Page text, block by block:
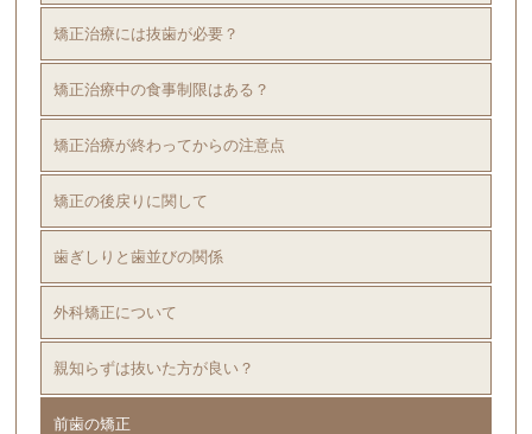
矯正治療には抜歯が必要？
矯正治療中の食事制限はある？
矯正治療が終わってからの注意点
矯正の後戻りに関して
歯ぎしりと歯並びの関係
外科矯正について
親知らずは抜いた方が良い？
前歯の矯正